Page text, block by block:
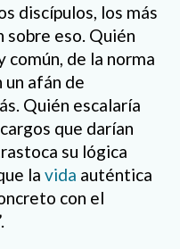
discípulos, los más
sobre eso. Quién
común, de la norma
un afán de
Quién escalaría
que darían
su lógica
la vida auténtica
con el